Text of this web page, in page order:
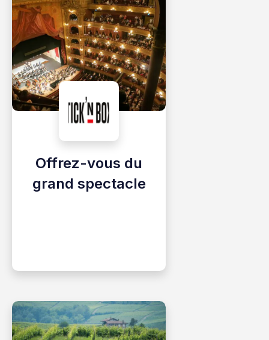
Offrez-vous du
grand spectacle